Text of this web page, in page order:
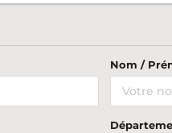
Nom /